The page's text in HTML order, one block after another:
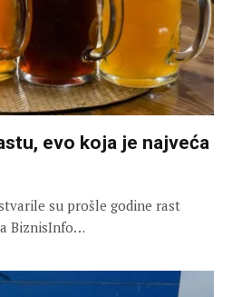
evo koja je najveća
su prošle godine rast
BiznisInfo…